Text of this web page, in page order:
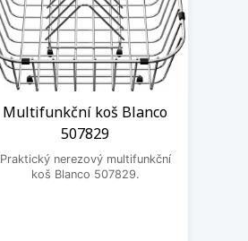
Multifunkční koš Blanco
507829
Praktický nerezový multifunkční
koš Blanco 507829.